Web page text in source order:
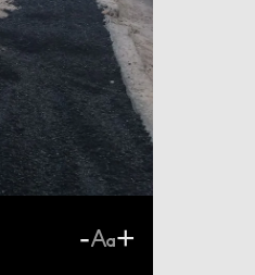
- +